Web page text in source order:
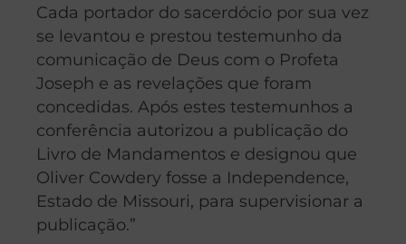
Cada portador do sacerdócio por sua vez
se levantou e prestou testemunho da
comunicação de Deus com o Profeta
Joseph e as revelações que foram
concedidas. Após estes testemunhos a
conferência autorizou a publicação do
Livro de Mandamentos e designou que
Oliver Cowdery fosse a Independence,
Estado de Missouri, para supervisionar a
publicação.”